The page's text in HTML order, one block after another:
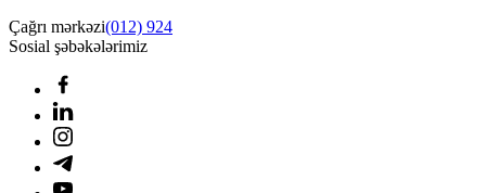
Çağrı mərkəzi(012) 924
Sosial şəbəkələrimiz